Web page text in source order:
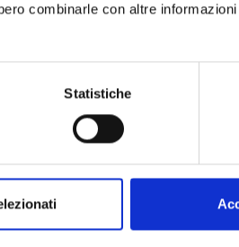
combinarle con altre
Statistiche
servizio
datore